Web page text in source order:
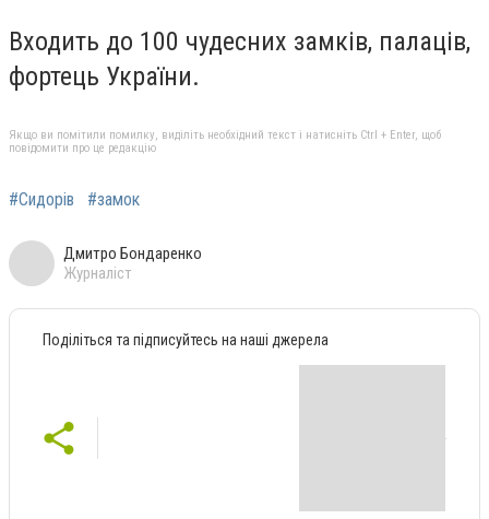
Входить до 100 чудесних замків, палаців,
фортець України.
Якщо ви помітили помилку, виділіть необхідний текст і натисніть Ctrl + Enter, щоб
повідомити про це редакцію
#Сидорів #замок
Дмитро Бондаренко
Журналіст
Поділіться та підписуйтесь на наші джерела